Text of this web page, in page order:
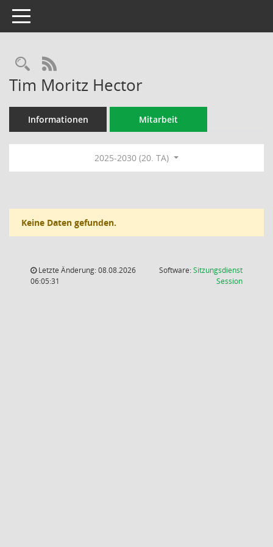
Toggle navigation
Rechercheauswahl
RSS-Feed
Tim Moritz Hector
Informationen Mitarbeit
2025-2030 (20. TA)
Keine Daten gefunden.
Letzte Änderung: 08.08.2026
06:05:31
Software:Sitzungsdienst
Session(Wird in